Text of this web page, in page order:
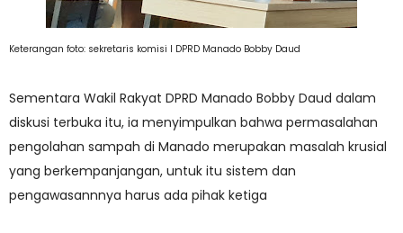
Keterangan foto: sekretaris komisi I DPRD Manado Bobby Daud
Sementara Wakil Rakyat DPRD Manado Bobby Daud dalam
diskusi terbuka itu, ia menyimpulkan bahwa permasalahan
pengolahan sampah di Manado merupakan masalah krusial
yang berkempanjangan, untuk itu sistem dan
pengawasannnya harus ada pihak ketiga